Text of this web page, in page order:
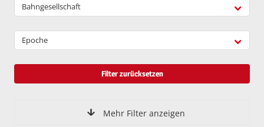
Bahngesellschaft
Epoche
Filter zurücksetzen
Mehr Filter anzeigen